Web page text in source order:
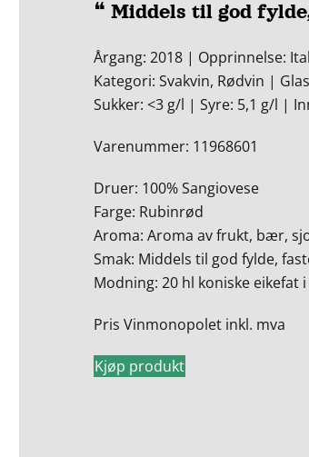
❝ Middels til god
Årgang: 2018 | Opprinnelse:
Kategori: Svakvin, Rødvin |
Sukker: <3 g/l | Syre: 5,1 g/l |
Varenummer: 11968601
Druer: 100% Sangiovese
Farge: Rubinrød
Aroma: Aroma av frukt, bær,
Smak: Middels til god fylde,
Modning: 20 hl koniske
Pris Vinmonopolet inkl. mva
Kjøp produkt